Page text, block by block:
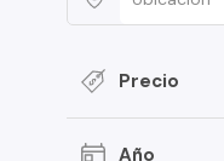
Precio
Año